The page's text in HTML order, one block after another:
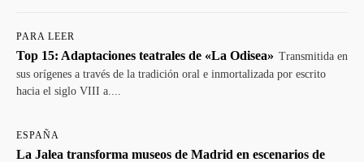
PARA LEER
Top 15: Adaptaciones teatrales de «La Odisea» Transmitida en
sus orígenes a través de la tradición oral e inmortalizada por escrito
hacia el siglo VIII a....
ESPAÑA
La Jalea transforma museos de Madrid en escenarios de